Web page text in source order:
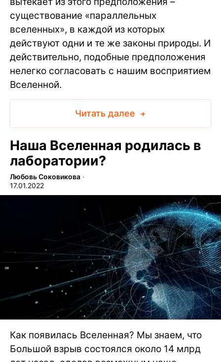
существование «параллельных
вселенных», в каждой из которых
действуют одни и те же законы природы. И
действительно, подобные предположения
нелегко согласовать с нашим восприятием
Вселенной.
Читать далее
Наша Вселенная родилась в
лаборатории?
Любовь Соковикова ∙
17.01.2022
Как появилась Вселенная? Мы знаем, что
Большой взрыв состоялся около 14 млрд